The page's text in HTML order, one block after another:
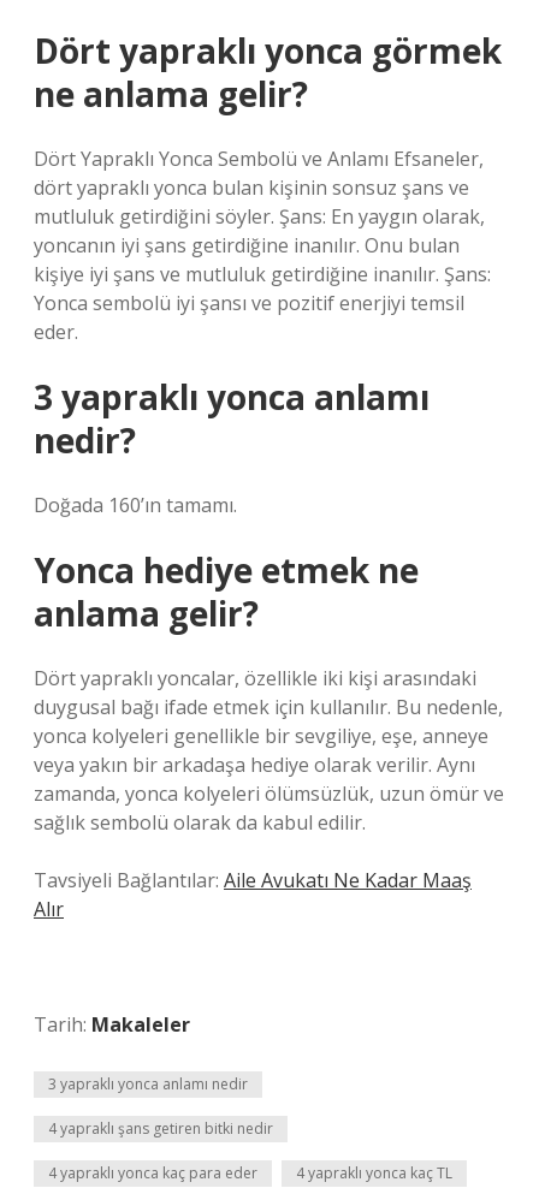
Dört yapraklı yonca görmek
ne anlama gelir?
Dört Yapraklı Yonca Sembolü ve Anlamı Efsaneler,
dört yapraklı yonca bulan kişinin sonsuz şans ve
mutluluk getirdiğini söyler. Şans: En yaygın olarak,
yoncanın iyi şans getirdiğine inanılır. Onu bulan
kişiye iyi şans ve mutluluk getirdiğine inanılır. Şans:
Yonca sembolü iyi şansı ve pozitif enerjiyi temsil
eder.
3 yapraklı yonca anlamı
nedir?
Doğada 160’ın tamamı.
Yonca hediye etmek ne
anlama gelir?
Dört yapraklı yoncalar, özellikle iki kişi arasındaki
duygusal bağı ifade etmek için kullanılır. Bu nedenle,
yonca kolyeleri genellikle bir sevgiliye, eşe, anneye
veya yakın bir arkadaşa hediye olarak verilir. Aynı
zamanda, yonca kolyeleri ölümsüzlük, uzun ömür ve
sağlık sembolü olarak da kabul edilir.
Tavsiyeli Bağlantılar: Aile Avukatı Ne Kadar Maaş
Alır
Tarih: Makaleler
3 yapraklı yonca anlamı nedir
4 yapraklı şans getiren bitki nedir
4 yapraklı yonca kaç para eder 4 yapraklı yonca kaç TL